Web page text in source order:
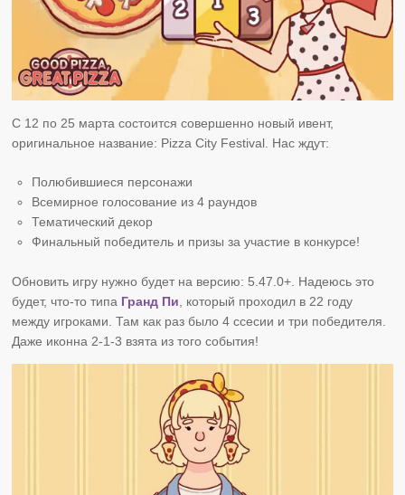
С 12 по 25 марта состоится совершенно новый ивент,
оригинальное название: Pizza City Festival. Нас ждут:
Полюбившиеся персонажи
Всемирное голосование из 4 раундов
Тематический декор
Финальный победитель и призы за участие в конкурсе!
Обновить игру нужно будет на версию: 5.47.0+. Надеюсь это
будет, что-то типа Гранд Пи , который проходил в 22 году
между игроками. Там как раз было 4 ссесии и три победителя.
Даже иконна 2-1-3 взята из того события!